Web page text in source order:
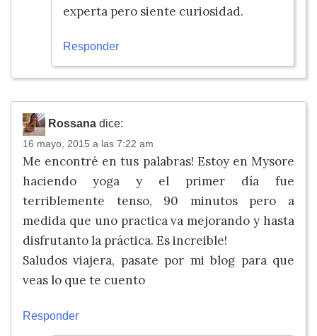
experta pero siente curiosidad.
Responder
Rossana dice:
16 mayo, 2015 a las 7:22 am
Me encontré en tus palabras! Estoy en Mysore
haciendo yoga y el primer día fue
terriblemente tenso, 90 minutos pero a
medida que uno practica va mejorando y hasta
disfrutanto la práctica. Es increible!
Saludos viajera, pasate por mi blog para que
veas lo que te cuento
Responder